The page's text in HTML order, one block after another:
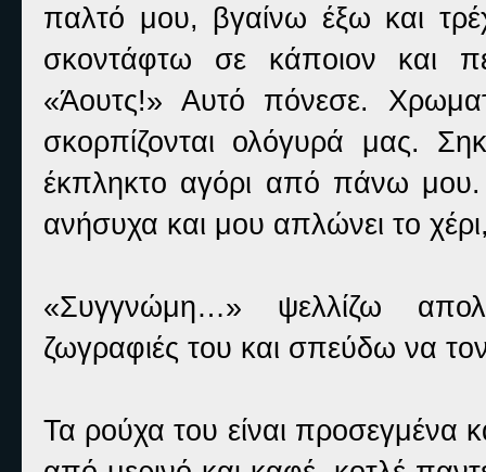
παλτό μου, βγαίνω έξω και
σκοντάφτω σε κάποιον και
«Άουτς!» Αυτό πόνεσε.
σκορπίζονται ολόγυρά μας.
έκπληκτο αγόρι από πάνω μου.
ανήσυχα και μου απλώνει το
«Συγγνώμη…» ψελλίζω
ζωγραφιές του και σπεύδω να
Τα ρούχα του είναι προσεγμένα